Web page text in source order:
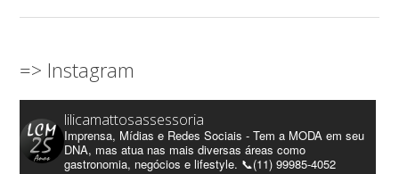
=> Instagram
lilicamattosassessoria
Imprensa, Mídias e Redes Sociais - Tem a MODA em seu
DNA, mas atua nas mais diversas áreas como
gastronomia, negócios e lifestyle. 📞(11) 99985-4052